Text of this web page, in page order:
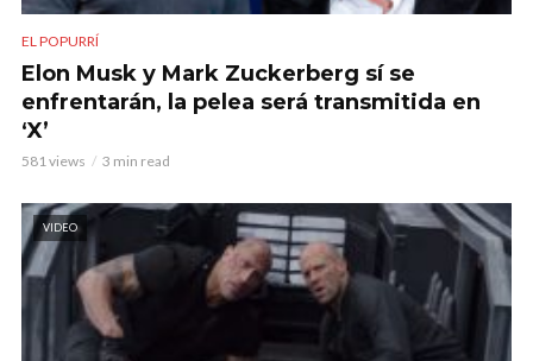
EL POPURRÍ
Elon Musk y Mark Zuckerberg sí se
enfrentarán, la pelea será transmitida en
‘X’
581 views 3 min read
VIDEO